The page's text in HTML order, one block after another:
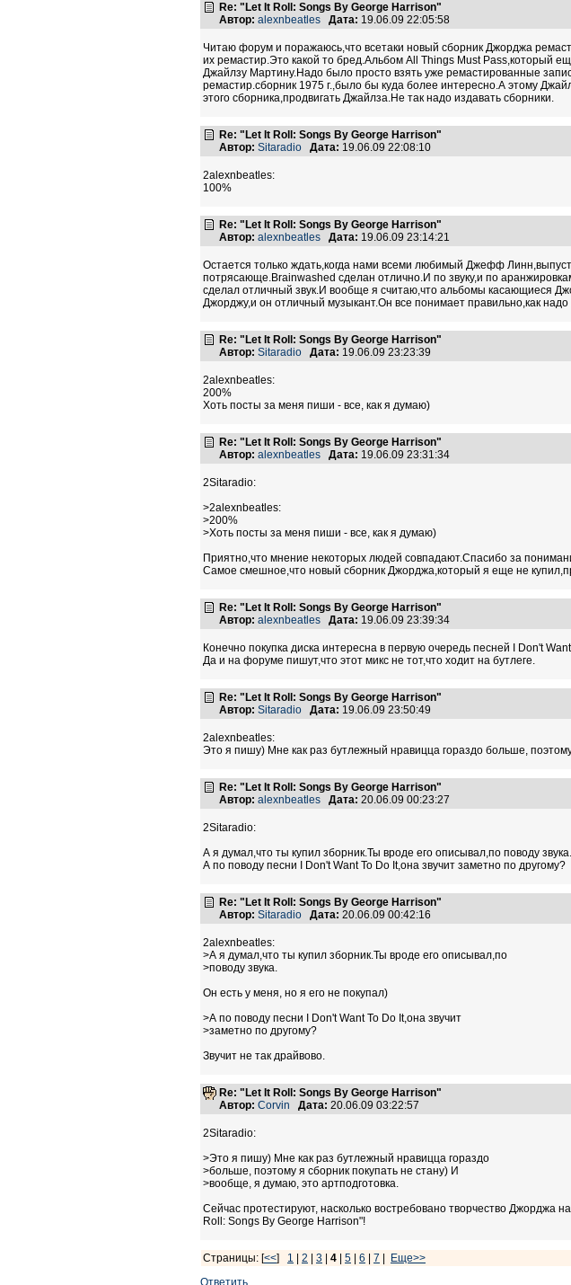
Re: "Let It Roll: Songs By George Harrison"
Автор: alexnbeatles Дата: 19.06.09 22:05:58
Читаю форум и поражаюсь,что всетаки новый сборник Джорджа
их ремастир.Это какой то бред.Альбом All Things Must Pass,который
Джайлзу Мартину.Надо было просто взять уже ремастированные
ремастир.сборник 1975 г.,было бы куда более интересно.А этому
этого сборника,продвигать Джайлза.Не так надо издавать сборники.
Re: "Let It Roll: Songs By George Harrison"
Автор: Sitaradio Дата: 19.06.09 22:08:10
2alexnbeatles:
100%
Re: "Let It Roll: Songs By George Harrison"
Автор: alexnbeatles Дата: 19.06.09 23:14:21
Остается только ждать,когда нами всеми любимый Джефф
потрясающе.Brainwashed сделан отлично.И по звуку,и по
сделал отличный звук.И вообще я считаю,что альбомы касающиеся
Джорджу,и он отличный музыкант.Он все понимает правильно,как
Re: "Let It Roll: Songs By George Harrison"
Автор: Sitaradio Дата: 19.06.09 23:23:39
2alexnbeatles:
200%
Хоть посты за меня пиши - все, как я думаю)
Re: "Let It Roll: Songs By George Harrison"
Автор: alexnbeatles Дата: 19.06.09 23:31:34
2Sitaradio:
>2alexnbeatles:
>200%
>Хоть посты за меня пиши - все, как я думаю)
Приятно,что мнение некоторых людей совпадают.Спасибо за
Самое смешное,что новый сборник Джорджа,который я еще не
Re: "Let It Roll: Songs By George Harrison"
Автор: alexnbeatles Дата: 19.06.09 23:39:34
Конечно покупка диска интересна в первую очередь песней I Don't
Да и на форуме пишут,что этот микс не тот,что ходит на бутлеге.
Re: "Let It Roll: Songs By George Harrison"
Автор: Sitaradio Дата: 19.06.09 23:50:49
2alexnbeatles:
Это я пишу) Мне как раз бутлежный нравицца гораздо больше,
Re: "Let It Roll: Songs By George Harrison"
Автор: alexnbeatles Дата: 20.06.09 00:23:27
2Sitaradio:
А я думал,что ты купил зборник.Ты вроде его описывал,по поводу звука.
А по поводу песни I Don't Want To Do It,она звучит заметно по другому?
Re: "Let It Roll: Songs By George Harrison"
Автор: Sitaradio Дата: 20.06.09 00:42:16
2alexnbeatles:
>А я думал,что ты купил зборник.Ты вроде его описывал,по
>поводу звука.
Он есть у меня, но я его не покупал)
>А по поводу песни I Don't Want To Do It,она звучит
>заметно по другому?
Звучит не так драйвово.
Re: "Let It Roll: Songs By George Harrison"
Автор: Corvin Дата: 20.06.09 03:22:57
2Sitaradio:
>Это я пишу) Мне как раз бутлежный нравицца гораздо
>больше, поэтому я сборник покупать не стану) И
>вообще, я думаю, это артподготовка.
Сейчас протестируют, насколько востребовано творчество Джорджа
Roll: Songs By George Harrison"!
Страницы: [<<] 1 2 3 4 5 6 7
Еще>>
Ответить